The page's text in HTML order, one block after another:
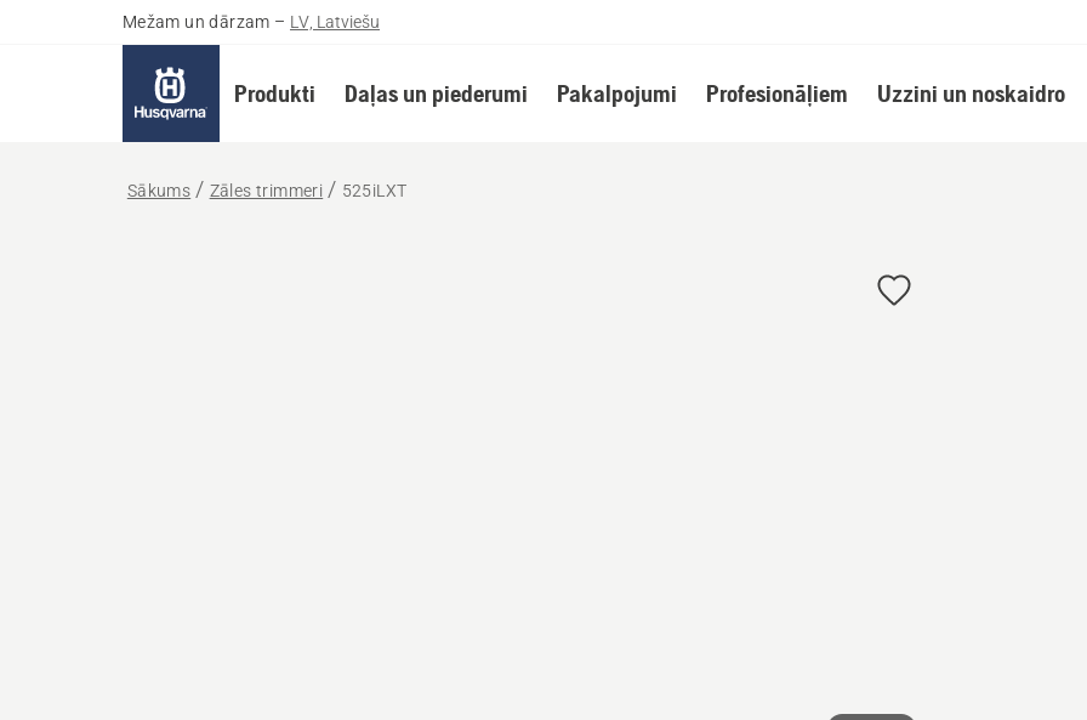
Mežam un dārzam – LV, Latviešu
Produkti Daļas un piederumi Pakalpojumi Profesionāļiem Uzzini un noskaidro
Sākums Zāles trimmeri 525iLXT